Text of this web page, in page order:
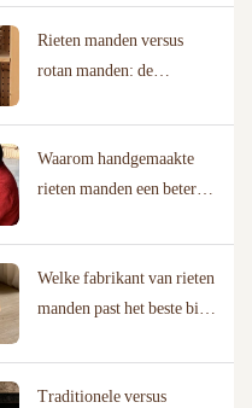
maken
Rieten manden versus
rotan manden: de
Waarom handgemaakte
rieten manden een betere
Welke fabrikant van rieten
manden past het beste bij
Traditionele versus